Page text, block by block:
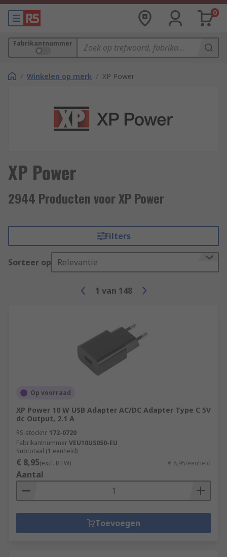
0
Fabrikantnummer
/ Winkelen op merk / XP Power
XP Power
2944 Producten voor XP Power
Filters
Sorteer op Relevantie
1 van 148
Op voorraad
XP Power 10 W USB Adapter AC/DC Adapter Type C 5V
dc Output, 2.1 A
RS-stocknr. 172-0720
FabrikantnummerVEU10US050-EU
Subtotaal (1 eenheid)
€ 8,95(excl. BTW) € 8,95/eenheid
Aantal
Toevoegen